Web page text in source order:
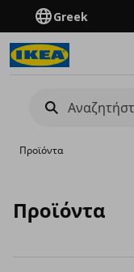
Greek
Προϊόντα
Προϊόντα